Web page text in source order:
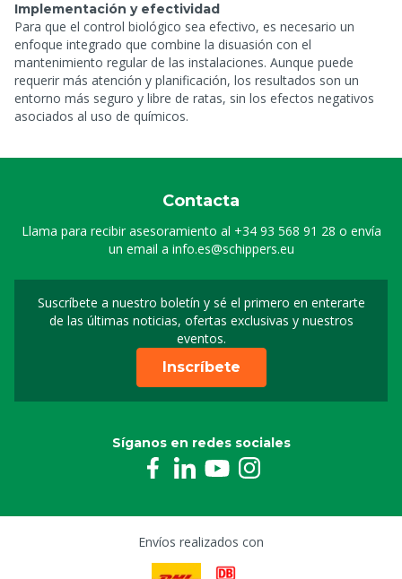
Implementación y efectividad
Para que el control biológico sea efectivo, es necesario un
enfoque integrado que combine la disuasión con el
mantenimiento regular de las instalaciones. Aunque puede
requerir más atención y planificación, los resultados son un
entorno más seguro y libre de ratas, sin los efectos negativos
asociados al uso de químicos.
Contacta
Llama para recibir asesoramiento al +34 93 568 91 28 o envía
un email a info.es@schippers.eu
Suscríbete a nuestro boletín y sé el primero en enterarte
de las últimas noticias, ofertas exclusivas y nuestros
eventos.
Suscripción a nuestro
Inscríbete
Síganos en redes sociales
Envíos realizados con